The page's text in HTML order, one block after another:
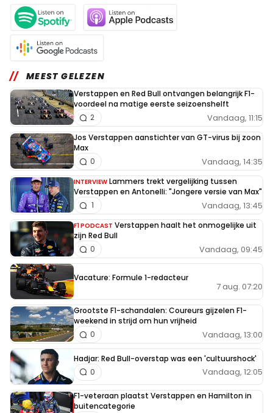
MEEST GELEZEN
Verstappen en Red Bull ontvangen belangrijk F1-
voordeel na matige eerste seizoenshelft
Vandaag, 11:15
2
Jos Verstappen aanstichter van GT-virus bij zoon
Max
Vandaag, 14:35
0
INTERVIEW Lammers trekt vergelijking tussen
Verstappen en Antonelli: "Jongere versie van Max"
Vandaag, 13:45
1
F1 PODCAST Verstappen haalt het onmogelijke uit
zijn Red Bull
Vandaag, 09:45
0
Vacature: Formule 1-redacteur
7 aug. 07:20
Grootste F1-schandalen: Coureurs gijzelen F1-
weekend in strijd om hun vrijheid
Vandaag, 13:00
0
Hadjar: Red Bull-overstap was een 'cultuurshock'
Vandaag, 12:05
0
F1-veteraan plaatst Verstappen en Hamilton in
buitencategorie